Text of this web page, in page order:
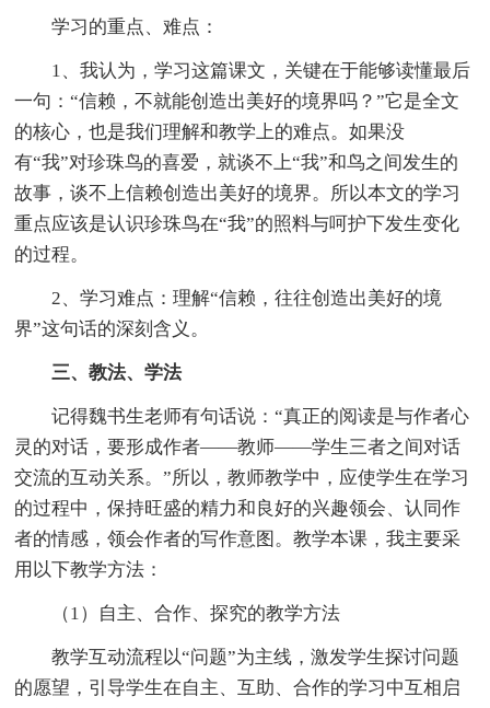
学习的重点、难点：
1、我认为，学习这篇课文，关键在于能够读懂最后
一句：“信赖，不就能创造出美好的境界吗？”它是全文
的核心，也是我们理解和教学上的难点。如果没
有“我”对珍珠鸟的喜爱，就谈不上“我”和鸟之间发生的
故事，谈不上信赖创造出美好的境界。所以本文的学习
重点应该是认识珍珠鸟在“我”的照料与呵护下发生变化
的过程。
2、学习难点：理解“信赖，往往创造出美好的境
界”这句话的深刻含义。
三、教法、学法
记得魏书生老师有句话说：“真正的阅读是与作者心
灵的对话，要形成作者——教师——学生三者之间对话
交流的互动关系。”所以，教师教学中，应使学生在学习
的过程中，保持旺盛的精力和良好的兴趣领会、认同作
者的情感，领会作者的写作意图。教学本课，我主要采
用以下教学方法：
（1）自主、合作、探究的教学方法
教学互动流程以“问题”为主线，激发学生探讨问题
的愿望，引导学生在自主、互助、合作的学习中互相启